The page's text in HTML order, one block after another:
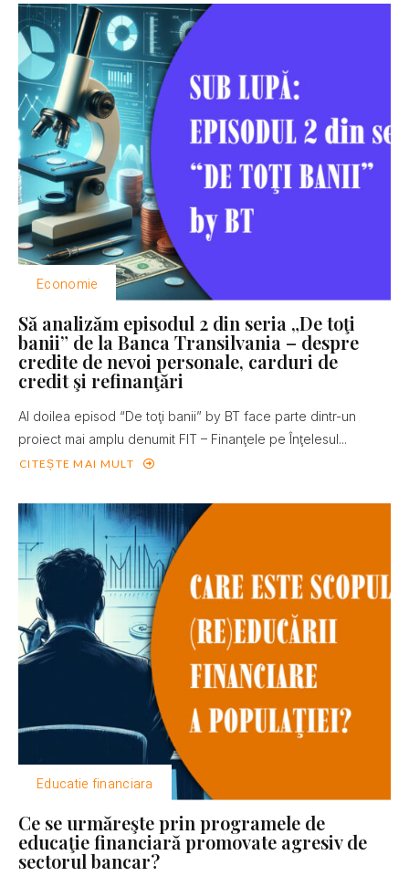
Economie
Să analizăm episodul 2 din seria „De toţi
banii” de la Banca Transilvania – despre
credite de nevoi personale, carduri de
credit şi refinanţări
Al doilea episod “De toţi banii” by BT face parte dintr-un
proiect mai amplu denumit FIT – Finanţele pe Înţelesul...
CITEȘTE MAI MULT
Educatie financiara
Ce se urmăreşte prin programele de
educaţie financiară promovate agresiv de
sectorul bancar?